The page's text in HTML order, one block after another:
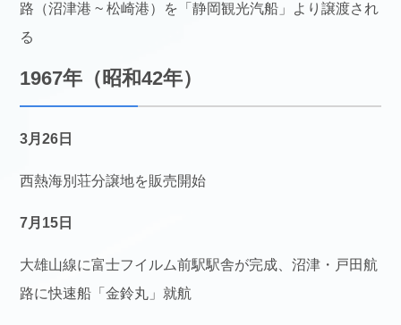
路（沼津港 ~ 松崎港）を「静岡観光汽船」より譲渡され
る
1967年（昭和42年）
3月26日
西熱海別荘分譲地を販売開始
7月15日
大雄山線に富士フイルム前駅駅舎が完成、沼津・戸田航
路に快速船「金鈴丸」就航